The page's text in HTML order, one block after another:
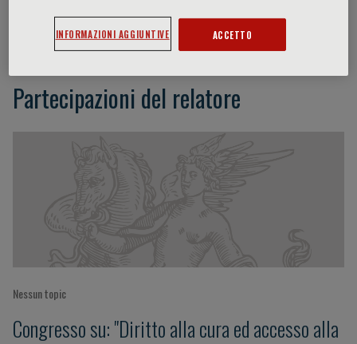
Aldo Morrone
Partecipazioni del relatore
Nessun topic
Congresso su: "Diritto alla cura ed accesso alla
INFORMAZIONI AGGIUNTIVE ACCETTO